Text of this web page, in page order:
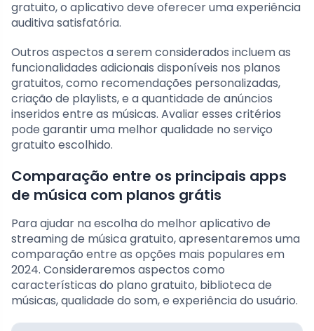
gratuito, o aplicativo deve oferecer uma experiência
auditiva satisfatória.
Outros aspectos a serem considerados incluem as
funcionalidades adicionais disponíveis nos planos
gratuitos, como recomendações personalizadas,
criação de playlists, e a quantidade de anúncios
inseridos entre as músicas. Avaliar esses critérios
pode garantir uma melhor qualidade no serviço
gratuito escolhido.
Comparação entre os principais apps
de música com planos grátis
Para ajudar na escolha do melhor aplicativo de
streaming de música gratuito, apresentaremos uma
comparação entre as opções mais populares em
2024. Consideraremos aspectos como
características do plano gratuito, biblioteca de
músicas, qualidade do som, e experiência do usuário.